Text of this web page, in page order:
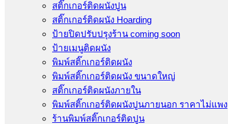
สติ๊กเกอร์ติดผนังปูน
สติ๊กเกอร์ติดผนัง Hoarding
ป้ายปิดปรับปรุงร้าน coming soon
ป้ายเมนูติดผนัง
พิมพ์สติ๊กเกอร์ติดผนัง
พิมพ์สติ๊กเกอร์ติดผนัง ขนาดใหญ่
สติ๊กเกอร์ติดผนังภายใน
พิมพ์สติ๊กเกอร์ติดผนังปูนภายนอก ราคาไม่แพง
ร้านพิมพ์สติ๊กเกอร์ติดปูน